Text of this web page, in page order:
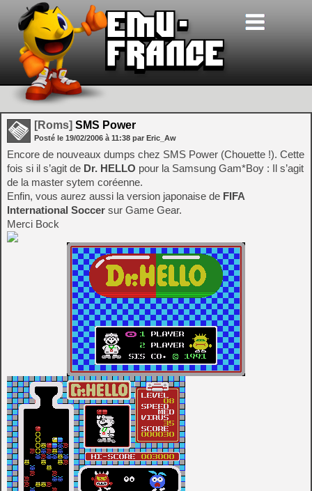
[Roms] SMS Power
Posté le 19/02/2006 à 11:38 par Eric_Aw
Encore de nouveaux dumps chez SMS Power (Chouette !). Cette
fois si il s’agit de Dr. HELLO pour la Samsung Gam*Boy : Il s’agit
de la master sytem coréenne.
Enfin, vous aurez aussi la version japonaise de FIFA
International Soccer sur Game Gear.
Merci Bock